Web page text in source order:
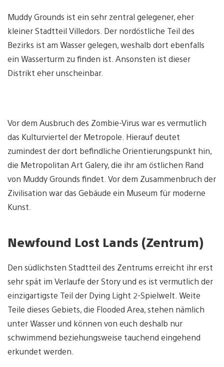
Muddy Grounds ist ein sehr zentral gelegener, eher
kleiner Stadtteil Villedors. Der nordöstliche Teil des
Bezirks ist am Wasser gelegen, weshalb dort ebenfalls
ein Wasserturm zu finden ist. Ansonsten ist dieser
Distrikt eher unscheinbar.
Vor dem Ausbruch des Zombie-Virus war es vermutlich
das Kulturviertel der Metropole. Hierauf deutet
zumindest der dort befindliche Orientierungspunkt hin,
die Metropolitan Art Galery, die ihr am östlichen Rand
von Muddy Grounds findet. Vor dem Zusammenbruch der
Zivilisation war das Gebäude ein Museum für moderne
Kunst.
Newfound Lost Lands (Zentrum)
Den südlichsten Stadtteil des Zentrums erreicht ihr erst
sehr spät im Verlaufe der Story und es ist vermutlich der
einzigartigste Teil der Dying Light 2-Spielwelt. Weite
Teile dieses Gebiets, die Flooded Area, stehen nämlich
unter Wasser und können von euch deshalb nur
schwimmend beziehungsweise tauchend eingehend
erkundet werden.